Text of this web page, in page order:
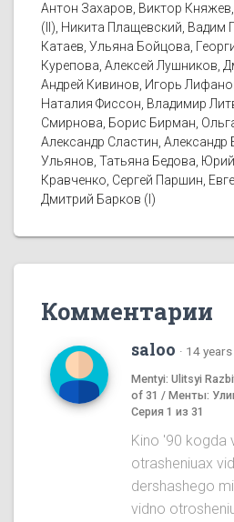
Антон Захаров, Виктор
(II), Никита Плащевский, Вадим
Катаев, Ульяна Бойцова,
Курепова, Алексей Лушников,
Андрей Кивинов, Игорь
Наталия Фиссон, Владимир
Смирнова, Борис Бирман,
Александр Сластин,
Ульянов, Татьяна Бедова,
Кравченко, Сергей Паршин,
Дмитрий Барков (I)
Комментарии
saloo · 14
Mentyi: Ulitsyi
of 31 / Менты:
Серия 1 из 31
Kino '90 kogda
otrasheniuax
dershashego
vidno